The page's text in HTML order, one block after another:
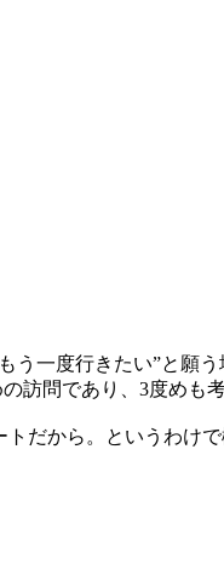
う一度行きたい”と
訪問であり、3度めも考
だから。というわけ